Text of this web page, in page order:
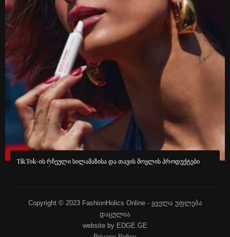
TikTok-ის რჩეული სილამაზისა და თავის მოვლის პროდუქტები
Copyright © 2023 FashionHolics Online - ყველა უფლება
დაცულია
website by EDGE.GE